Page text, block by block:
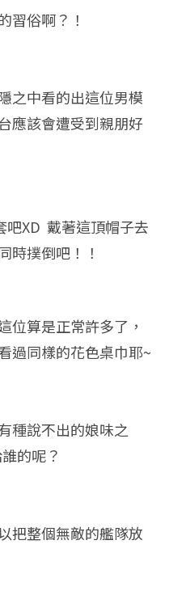
習俗啊？！
之中看的出這位男模
應該會遭受到親朋好
吧XD 戴著這頂帽子去
時撲倒吧！！
位算是正常許多了，
過同樣的花色桌巾耶~
種說不出的娘味之
的呢？
把整個無敵的艦隊放